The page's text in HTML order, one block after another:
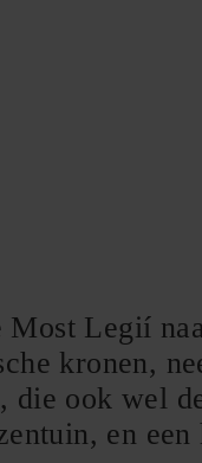
Legií
kronen,
die ook wel
en een